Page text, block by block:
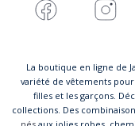
La boutique en ligne de
variété de vêtements
filles et les garçons.
collections. Des